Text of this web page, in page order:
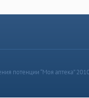
потенции “Моя аптека”